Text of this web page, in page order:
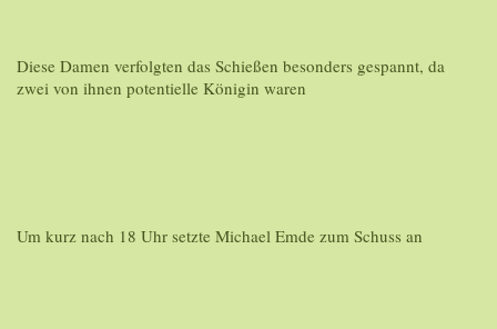
Diese Damen verfolgten das Schießen besonders gespannt, da
zwei von ihnen potentielle Königin waren
Um kurz nach 18 Uhr setzte Michael Emde zum Schuss an